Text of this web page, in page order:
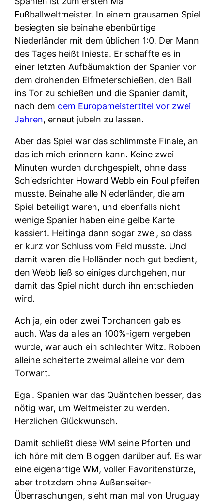
Fußballweltmeister. In einem grausamen Spiel
besiegten sie beinahe ebenbürtige
Niederländer mit dem üblichen 1:0. Der Mann
des Tages heißt Iniesta. Er schaffte es in
einer letzten Aufbäumaktion der Spanier vor
dem drohenden Elfmeterschießen, den Ball
ins Tor zu schießen und die Spanier damit,
nach dem dem Europameistertitel vor zwei
Jahren, erneut jubeln zu lassen.
Aber das Spiel war das schlimmste Finale, an
das ich mich erinnern kann. Keine zwei
Minuten wurden durchgespielt, ohne dass
Schiedsrichter Howard Webb ein Foul pfeifen
musste. Beinahe alle Niederländer, die am
Spiel beteiligt waren, und ebenfalls nicht
wenige Spanier haben eine gelbe Karte
kassiert. Heitinga dann sogar zwei, so dass
er kurz vor Schluss vom Feld musste. Und
damit waren die Holländer noch gut bedient,
den Webb ließ so einiges durchgehen, nur
damit das Spiel nicht durch ihn entschieden
wird.
Ach ja, ein oder zwei Torchancen gab es
auch. Was da alles an 100%-igem vergeben
wurde, war auch ein schlechter Witz. Robben
alleine scheiterte zweimal alleine vor dem
Torwart.
Egal. Spanien war das Quäntchen besser, das
nötig war, um Weltmeister zu werden.
Herzlichen Glückwunsch.
Damit schließt diese WM seine Pforten und
ich höre mit dem Bloggen darüber auf. Es war
eine eigenartige WM, voller Favoritenstürze,
aber trotzdem ohne Außenseiter-
Überraschungen, sieht man mal von Uruguay